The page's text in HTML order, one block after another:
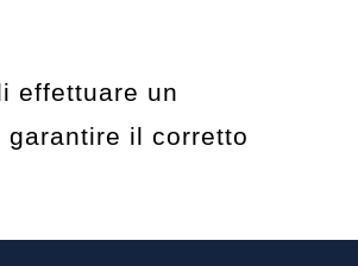
effettuare un
garantire il corretto